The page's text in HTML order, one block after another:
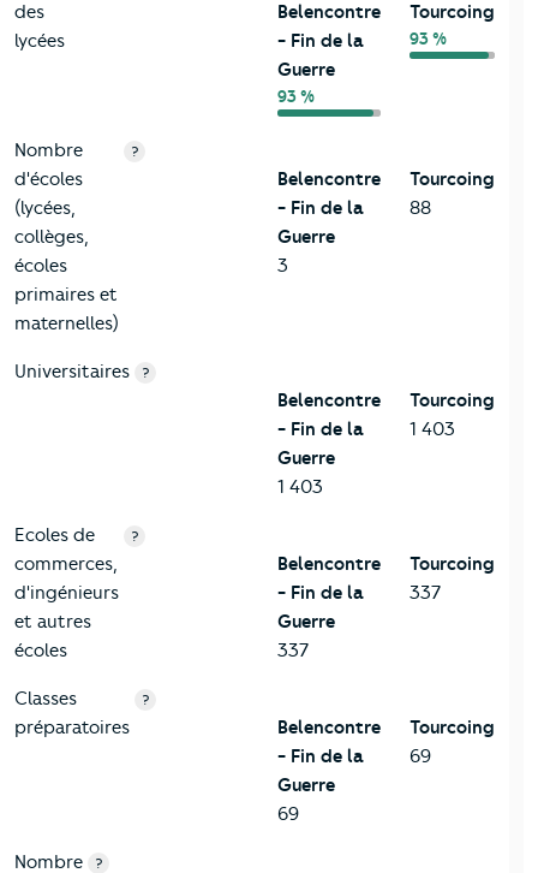
des
lycées
Belencontre
- Fin de la
Guerre
93 %
Tourcoing
93 %
Nombre
d'écoles
(lycées,
collèges,
écoles
primaires et
maternelles)
?
Belencontre
- Fin de la
Guerre
3
Tourcoing
88
Universitaires ?
Belencontre
- Fin de la
Guerre
1 403
Tourcoing
1 403
Ecoles de
commerces,
d'ingénieurs
et autres
écoles
?
Belencontre
- Fin de la
Guerre
337
Tourcoing
337
Classes
préparatoires
?
Belencontre
- Fin de la
Guerre
69
Tourcoing
69
Nombre ?